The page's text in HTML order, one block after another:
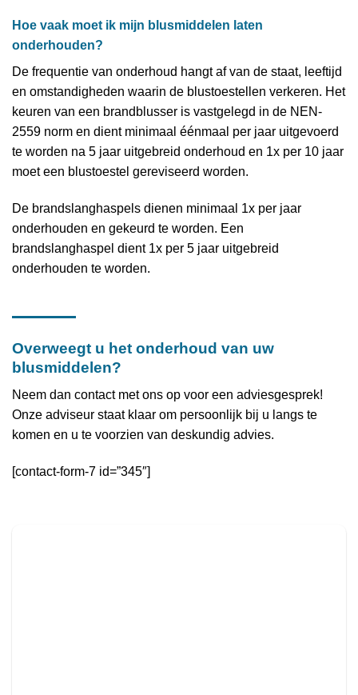
Hoe vaak moet ik mijn blusmiddelen laten
onderhouden?
De frequentie van onderhoud hangt af van de staat, leeftijd
en omstandigheden waarin de blustoestellen verkeren. Het
keuren van een brandblusser is vastgelegd in de NEN-
2559 norm en dient minimaal éénmaal per jaar uitgevoerd
te worden na 5 jaar uitgebreid onderhoud en 1x per 10 jaar
moet een blustoestel gereviseerd worden.
De brandslanghaspels dienen minimaal 1x per jaar
onderhouden en gekeurd te worden. Een
brandslanghaspel dient 1x per 5 jaar uitgebreid
onderhouden te worden.
Overweegt u het onderhoud van uw
blusmiddelen?
Neem dan contact met ons op voor een adviesgesprek!
Onze adviseur staat klaar om persoonlijk bij u langs te
komen en u te voorzien van deskundig advies.
[contact-form-7 id=”345″]